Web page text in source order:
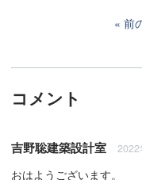
前
コメント
吉野聡建築設計室
おはようございます。